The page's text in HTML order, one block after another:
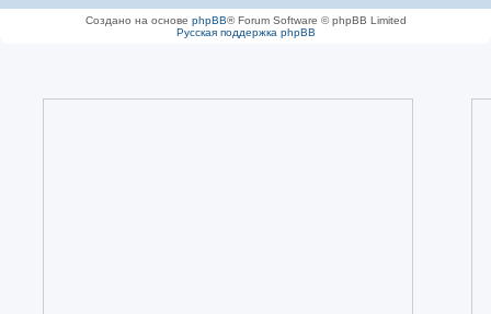
Создано на основе phpBB® Forum Software © phpBB Limited
Русская поддержка phpBB